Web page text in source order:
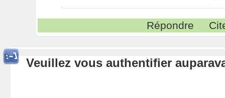
Répondre
Veuillez vous authentifier